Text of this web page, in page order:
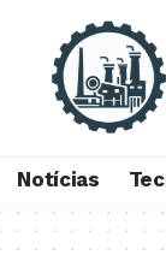
Notícias